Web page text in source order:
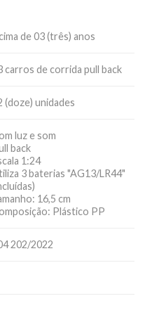
de 03 (três) anos
carros de corrida pull back
(doze) unidades
luz e som
back
1:24
3 baterias "AG13/LR44"
16,5 cm
Plástico PP
202/2022